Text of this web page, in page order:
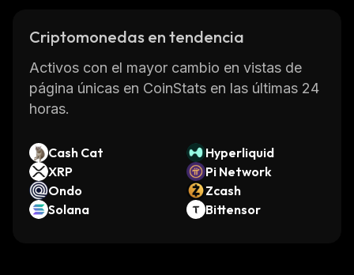
Criptomonedas en tendencia
Activos con el mayor cambio en vistas de
página únicas en CoinStats en las últimas 24
horas.
Cash Cat
Hyperliquid
XRP
Pi Network
Ondo
Zcash
Solana
Bittensor